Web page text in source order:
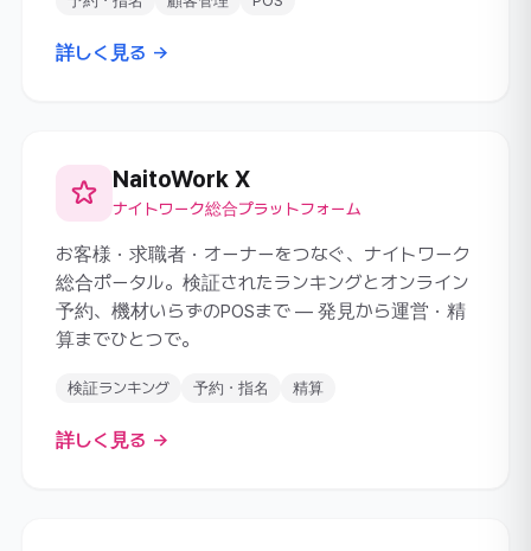
詳しく見る →
NaitoWork X
ナイトワーク総合プラットフォーム
お客様・求職者・オーナーをつなぐ、ナイトワーク
総合ポータル。検証されたランキングとオンライン
予約、機材いらずのPOSまで ― 発見から運営・精
算までひとつで。
検証ランキング 予約・指名 精算
詳しく見る →